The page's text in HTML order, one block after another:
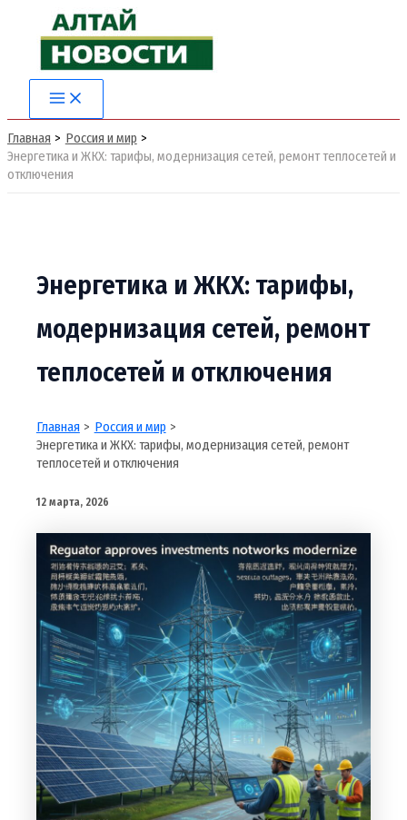
содержимому
Main
Menu
Главная
Россия и мир
Энергетика и ЖКХ: тарифы, модернизация сетей, ремонт теплосетей и
отключения
Энергетика и ЖКХ: тарифы,
модернизация сетей, ремонт
теплосетей и отключения
Главная
Россия и мир
Энергетика и ЖКХ: тарифы, модернизация сетей, ремонт
теплосетей и отключения
12 марта, 2026